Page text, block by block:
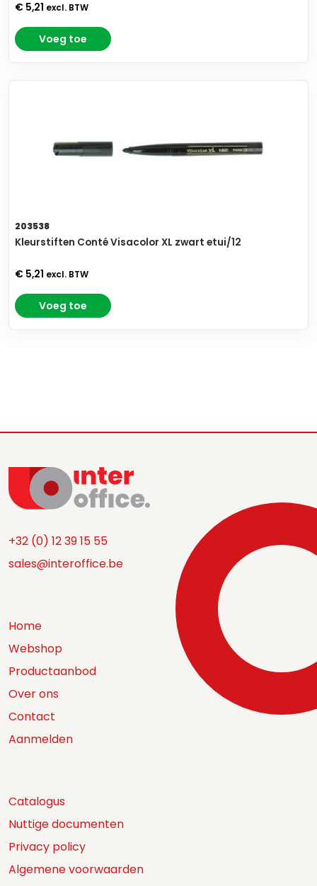
€ 5,21 excl. BTW
Voeg toe
203538
Kleurstiften Conté Visacolor XL zwart etui/12
€ 5,21 excl. BTW
Voeg toe
+32 (0) 12 39 15 55
sales@interoffice.be
Home
Webshop
Productaanbod
Over ons
Contact
Aanmelden
Catalogus
Nuttige documenten
Privacy policy
Algemene voorwaarden